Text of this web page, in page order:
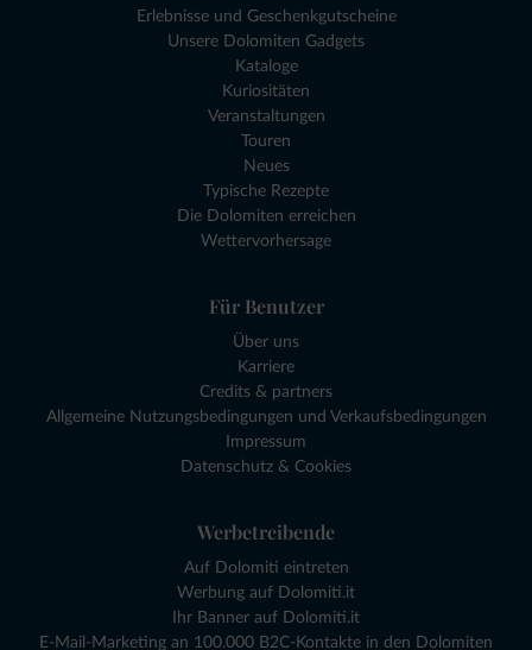
Erlebnisse und Geschenkgutscheine
Unsere Dolomiten Gadgets
Kataloge
Kuriositäten
Veranstaltungen
Touren
Neues
Typische Rezepte
Die Dolomiten erreichen
Wettervorhersage
Für Benutzer
Über uns
Karriere
Credits & partners
Allgemeine Nutzungsbedingungen und Verkaufsbedingungen
Impressum
Datenschutz & Cookies
Werbetreibende
Auf Dolomiti eintreten
Werbung auf Dolomiti.it
Ihr Banner auf Dolomiti.it
E-Mail-Marketing an 100.000 B2C-Kontakte in den Dolomiten